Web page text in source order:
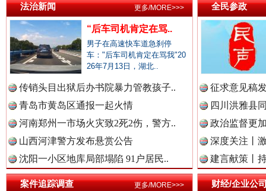
中国律师在线.
中国参政网.中
中国全民新闻网.
衣柜里的秘密 高速路
法治新闻
“后车司机肯定在骂..
男子在高速快车道急刹停
车："后车司机肯定在骂我"20
26年7月13日，湖北..
传销头目出狱后办书院暴力管教孩子..
青岛市黄岛区通报一起火情
河南郑州一市场火灾致2死2伤，警方..
山西河津警方发布悬赏公告
沈阳一小区地库局部塌陷 91户居民..
更多/MORE>>> 全民参政
征求意见稿
四川洪雅县
政治监督更
深度关注丨
建言献策丨
案件追踪调查 更多/MORE>>> 财经/企业公